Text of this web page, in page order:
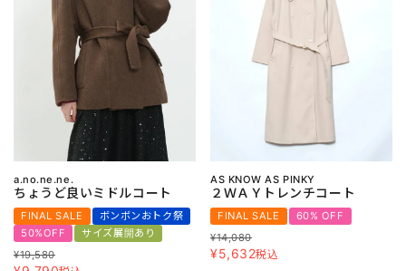
a.no.ne.ne.
ちょうど良いミドルコート
FINAL SALE
ボンボンおトク祭
50%OFF
サイズ展開あり
¥19,580
AS KNOW AS PINKY
２ＷＡＹトレンチコート
FINAL SALE
60% OFF
¥14,080
¥5,632税込